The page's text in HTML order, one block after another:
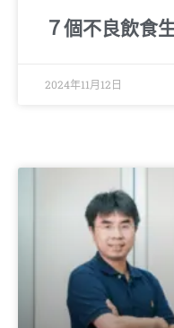
７個不良飲食
2024年11月12日